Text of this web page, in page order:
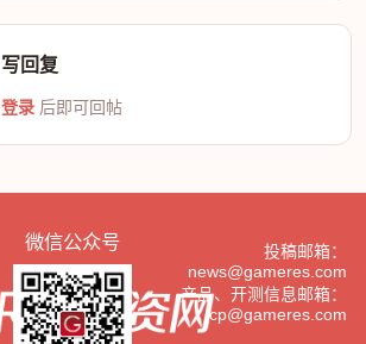
写回复
登录 后即可回帖
微信公众号
投稿邮箱：
news@gameres.com
产品、开测信息邮箱：
cp@gameres.com